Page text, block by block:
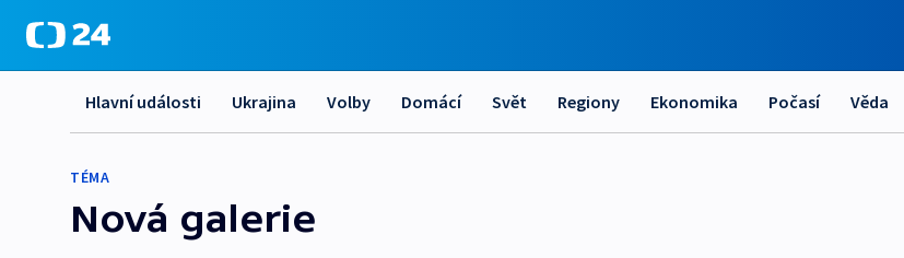
Hlavní události Ukrajina Volby Domácí Svět Regiony Ekonomika Počasí Věda
TÉMA
Nová galerie